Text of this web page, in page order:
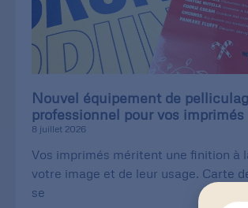
Nouvel équipement de
professionnel pour vos imprimés
8 juillet 2026
Vos imprimés méritent une finition à
votre image et de leur usage. Carte
se